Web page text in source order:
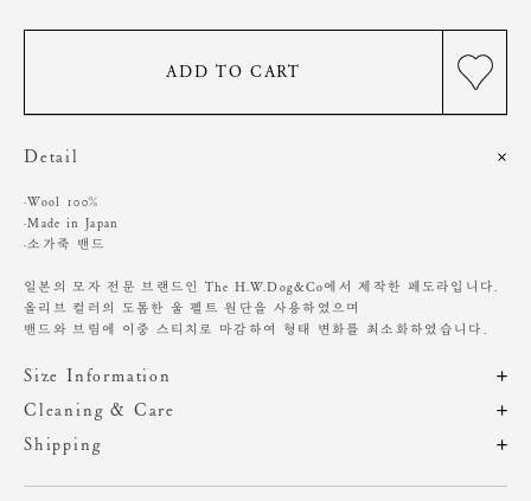
ADD TO CART
Detail
·Wool 100%
·Made in Japan
·소가죽 밴드
일본의 모자 전문 브랜드인 The H.W.Dog&Co에서 제작한 페도라입니다.
올리브 컬러의 도톰한 울 펠트 원단을 사용하였으며
밴드와 브림에 이중 스티치로 마감하여 형태 변화를 최소화하였습니다.
Size Information
제품의 일정 수량을 측정한 평균치수로 재는 방법과 위치에 따라 1~3cm
편차가 있을 수 있습니다. (치수단위 : cm)
Cleaning & Care
해외 수입 제품 특성상 A/S 및 적립금 지급이 불가합니다.
Shipping